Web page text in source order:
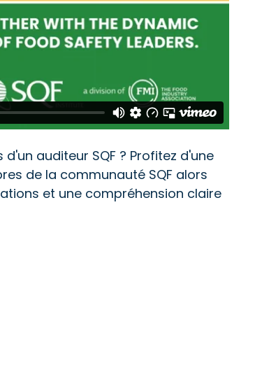
auditeur SQF ? Profitez d'une
de la communauté SQF alors
et une compréhension claire